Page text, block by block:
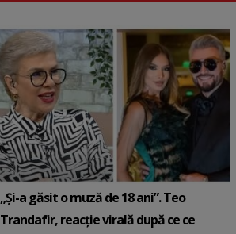
„Și-a găsit o muză de 18 ani”. Teo
Trandafir, reacție virală după ce ce